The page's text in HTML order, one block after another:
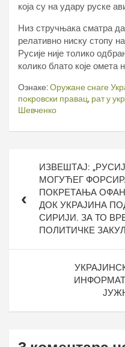
која су на удару руске
Низ стручњака сматра
релативно ниску стопу
Русије није толико
колико блато које омета
Ознаке:Оружане снаге
покровски правац, рат у
Шевченко
чланкаИЗВЕШТАЈ:
МОГУЋЕГ
ПОКРЕТАЊА
ДОК УКРАЈИНА
СИРИЈИ. ЗА ТО
ПОЛИТИЧКЕ